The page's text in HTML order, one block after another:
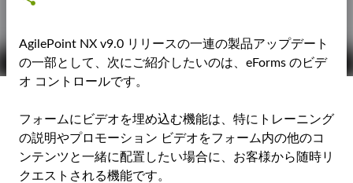
AgilePoint NX v9.0 リリースの一連の製品アップデート
の一部として、次にご紹介したいのは、eForms のビデ
オ コントロールです。
フォームにビデオを埋め込む機能は、特にトレーニング
の説明やプロモーション ビデオをフォーム内の他のコ
ンテンツと一緒に配置したい場合に、お客様から随時リ
クエストされる機能です。